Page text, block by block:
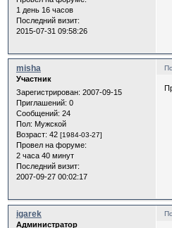
1 день 16 часов
Последний визит:
2015-07-31 09:58:26
misha
Участник
Зарегистрирован: 2007-09-15
Приглашений: 0
Сообщений: 24
Пол: Мужской
Возраст: 42 [1984-03-27]
Провел на форуме:
2 часа 40 минут
Последний визит:
2007-09-27 00:02:17
igarek
Администратор